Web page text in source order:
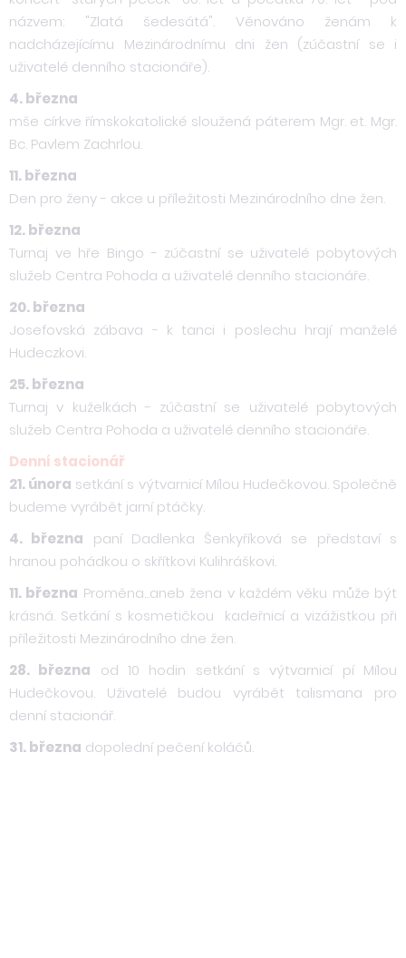
názvem: "Zlatá šedesátá". Věnováno ženám k
nadcházejícímu Mezinárodnímu dni žen (zúčastní se i
uživatelé denního stacionáře).
4. března
mše církve římskokatolické sloužená páterem Mgr. et. Mgr.
Bc. Pavlem Zachrlou.
11. března
Den pro ženy - akce u příležitosti Mezinárodního dne žen.
12. března
Turnaj ve hře Bingo - zúčastní se uživatelé pobytových
služeb Centra Pohoda a uživatelé denního stacionáře.
20. března
Josefovská zábava - k tanci i poslechu hrají manželé
Hudeczkovi.
25. března
Turnaj v kuželkách - zúčastní se uživatelé pobytových
služeb Centra Pohoda a uživatelé denního stacionáře.
Denní stacionář
21. února setkání s výtvarnicí Mílou Hudečkovou. Společně
budeme vyrábět jarní ptáčky.
4. března paní Dadlenka Šenkyříková se představí s
hranou pohádkou o skřítkovi Kulihráškovi.
11. března Proměna...aneb žena v každém věku může být
krásná. Setkání s kosmetičkou kadeřnicí a vizážistkou při
příležitosti Mezinárodního dne žen.
28. března od 10 hodin setkání s výtvarnicí pí Mílou
Hudečkovou. Uživatelé budou vyrábět talismana pro
denní stacionář.
31. března dopolední pečení koláčů.